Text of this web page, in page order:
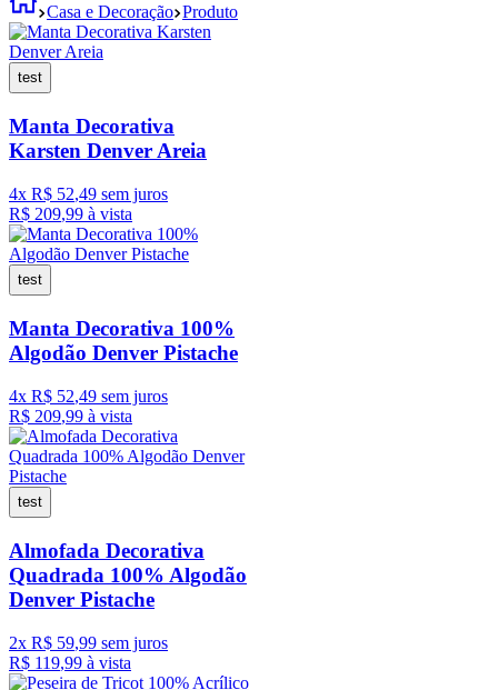
Casa e Decoração Produto
test
Manta Decorativa
Karsten Denver Areia
4x R$ 52,49 sem juros
R$ 209,99 à vista
test
Manta Decorativa 100%
Algodão Denver Pistache
4x R$ 52,49 sem juros
R$ 209,99 à vista
test
Almofada Decorativa
Quadrada 100% Algodão
Denver Pistache
2x R$ 59,99 sem juros
R$ 119,99 à vista